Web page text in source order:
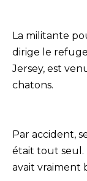
La militante
dirige le
Jersey, est
chatons.
Par accident,
était tout seul.
avait vraiment